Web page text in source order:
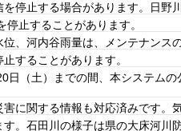
停止する場合があります。日野
止することがあります。
、河内谷雨量は、メンテナンス
することがあります。
（土）までの間、本システム
に関する情報も対応済みです。
。石田川の様子は県の大床河